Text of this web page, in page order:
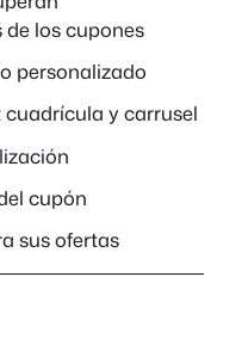
los cupones
personalizado
cuadrícula y carrusel
cupón
sus ofertas